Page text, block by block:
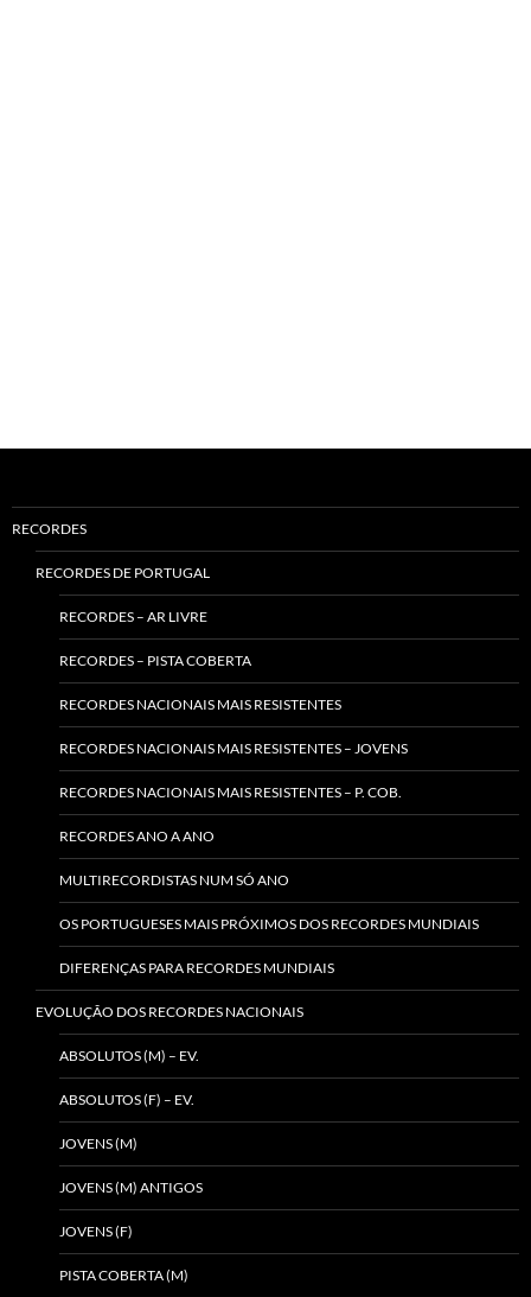
RECORDES
RECORDES DE PORTUGAL
RECORDES – AR LIVRE
RECORDES – PISTA COBERTA
RECORDES NACIONAIS MAIS RESISTENTES
RECORDES NACIONAIS MAIS RESISTENTES – JOVENS
RECORDES NACIONAIS MAIS RESISTENTES – P. COB.
RECORDES ANO A ANO
MULTIRECORDISTAS NUM SÓ ANO
OS PORTUGUESES MAIS PRÓXIMOS DOS RECORDES MUNDIAIS
DIFERENÇAS PARA RECORDES MUNDIAIS
EVOLUÇÃO DOS RECORDES NACIONAIS
ABSOLUTOS (M) – EV.
ABSOLUTOS (F) – EV.
JOVENS (M)
JOVENS (M) ANTIGOS
JOVENS (F)
PISTA COBERTA (M)